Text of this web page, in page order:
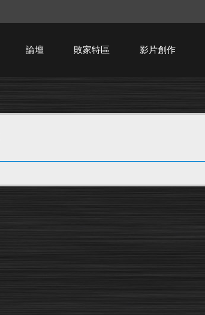
論壇 敗家特區 影片創作